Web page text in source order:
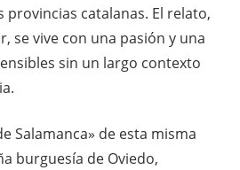
provincias catalanas. El relato,
se vive con una pasión y una
sin un largo contexto
Salamanca» de esta misma
burguesía de Oviedo,